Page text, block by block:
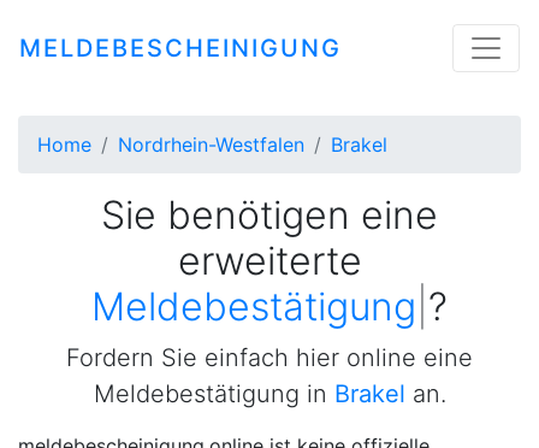
MELDEBESCHEINIGUNG
Home Nordrhein-Westfalen Brakel
Sie benötigen eine
erweiterte
Meldebestätigung ?
Fordern Sie einfach hier online eine
Meldebestätigung in Brakel an.